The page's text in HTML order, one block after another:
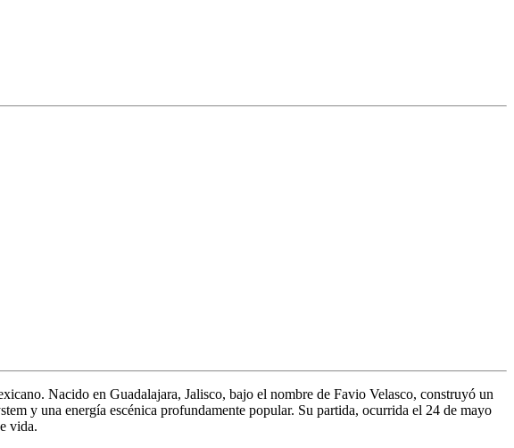
Nacido en Guadalajara, Jalisco, bajo el nombre de Favio Velasco, construyó un
y una energía escénica profundamente popular. Su partida, ocurrida el 24 de mayo
vida.